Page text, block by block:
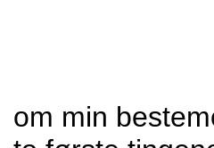
om min